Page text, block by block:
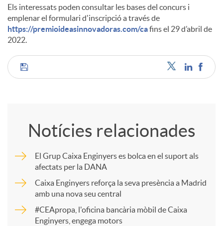
Els interessats poden consultar les bases del concurs i
emplenar el formulari d'inscripció a través de
https://premioideasinnovadoras.com/cafins el 29 d’abril de
2022.
C
m
p
a
Notícies relacionades
El Grup Caixa Enginyers es bolca en el suport als
afectats per la DANA
Caixa Enginyers reforça la seva presència a Madrid
amb una nova seu central
#CEApropa, l'oficina bancària mòbil de Caixa
Enginyers, engega motors